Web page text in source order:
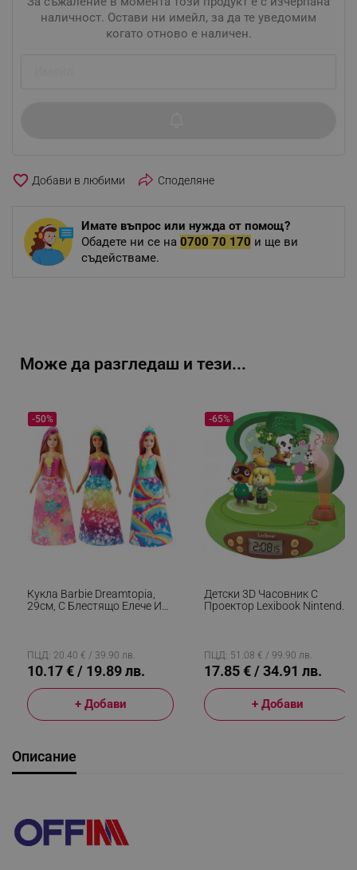
наличност. Остави ни имейл, за да те уведомим
когато отново е наличен.
favorite_border Споделяне
Имате въпрос или нужда от помощ?
Обадете ни се на 0700 70 170 и ще ви
съдействаме.
Може да разгледаш и тези...
Кукла Barbie Dreamtopia,
29см, С Блестящо Елече И
-50%
ПЦД: 20.40 € / 39.90 лв.
10.17 € / 19.89 лв.
+ Добави
Детски 3D Часовник С
Проектор Lexibook Nintendo
-65%
ПЦД: 51.08 € / 99.90 лв.
17.85 € / 34.91 лв.
+ Добави
Описание